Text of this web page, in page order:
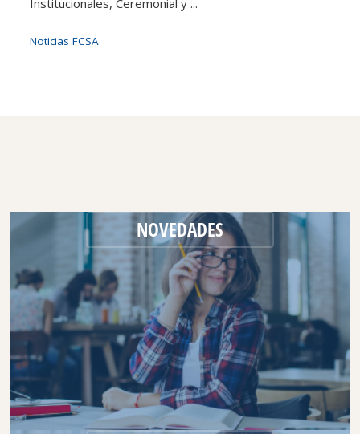
Noticias FCSA
NOVEDADES